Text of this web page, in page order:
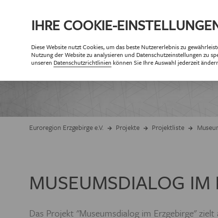
Partner der
ZIELSETZUNG
Euroregion Erzgebirge e.V. Projekte Projektliste
MUSEUMSDIALOG IM
Das Projekt "Museumsdialog im Erzgebirge"
IHRE COOKIE-
DieseWebsite nutzt Cookies, um das beste Nutzererlebnis zu
Nutzung derWebsitezu analysieren und Datenschutzeinstellungen zu
unseren Datenschutzrichtlinien können Sie Ihre Auswahl jederzeit